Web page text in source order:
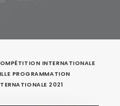
INTERNATIONALE
PROGRAMMATION
2021